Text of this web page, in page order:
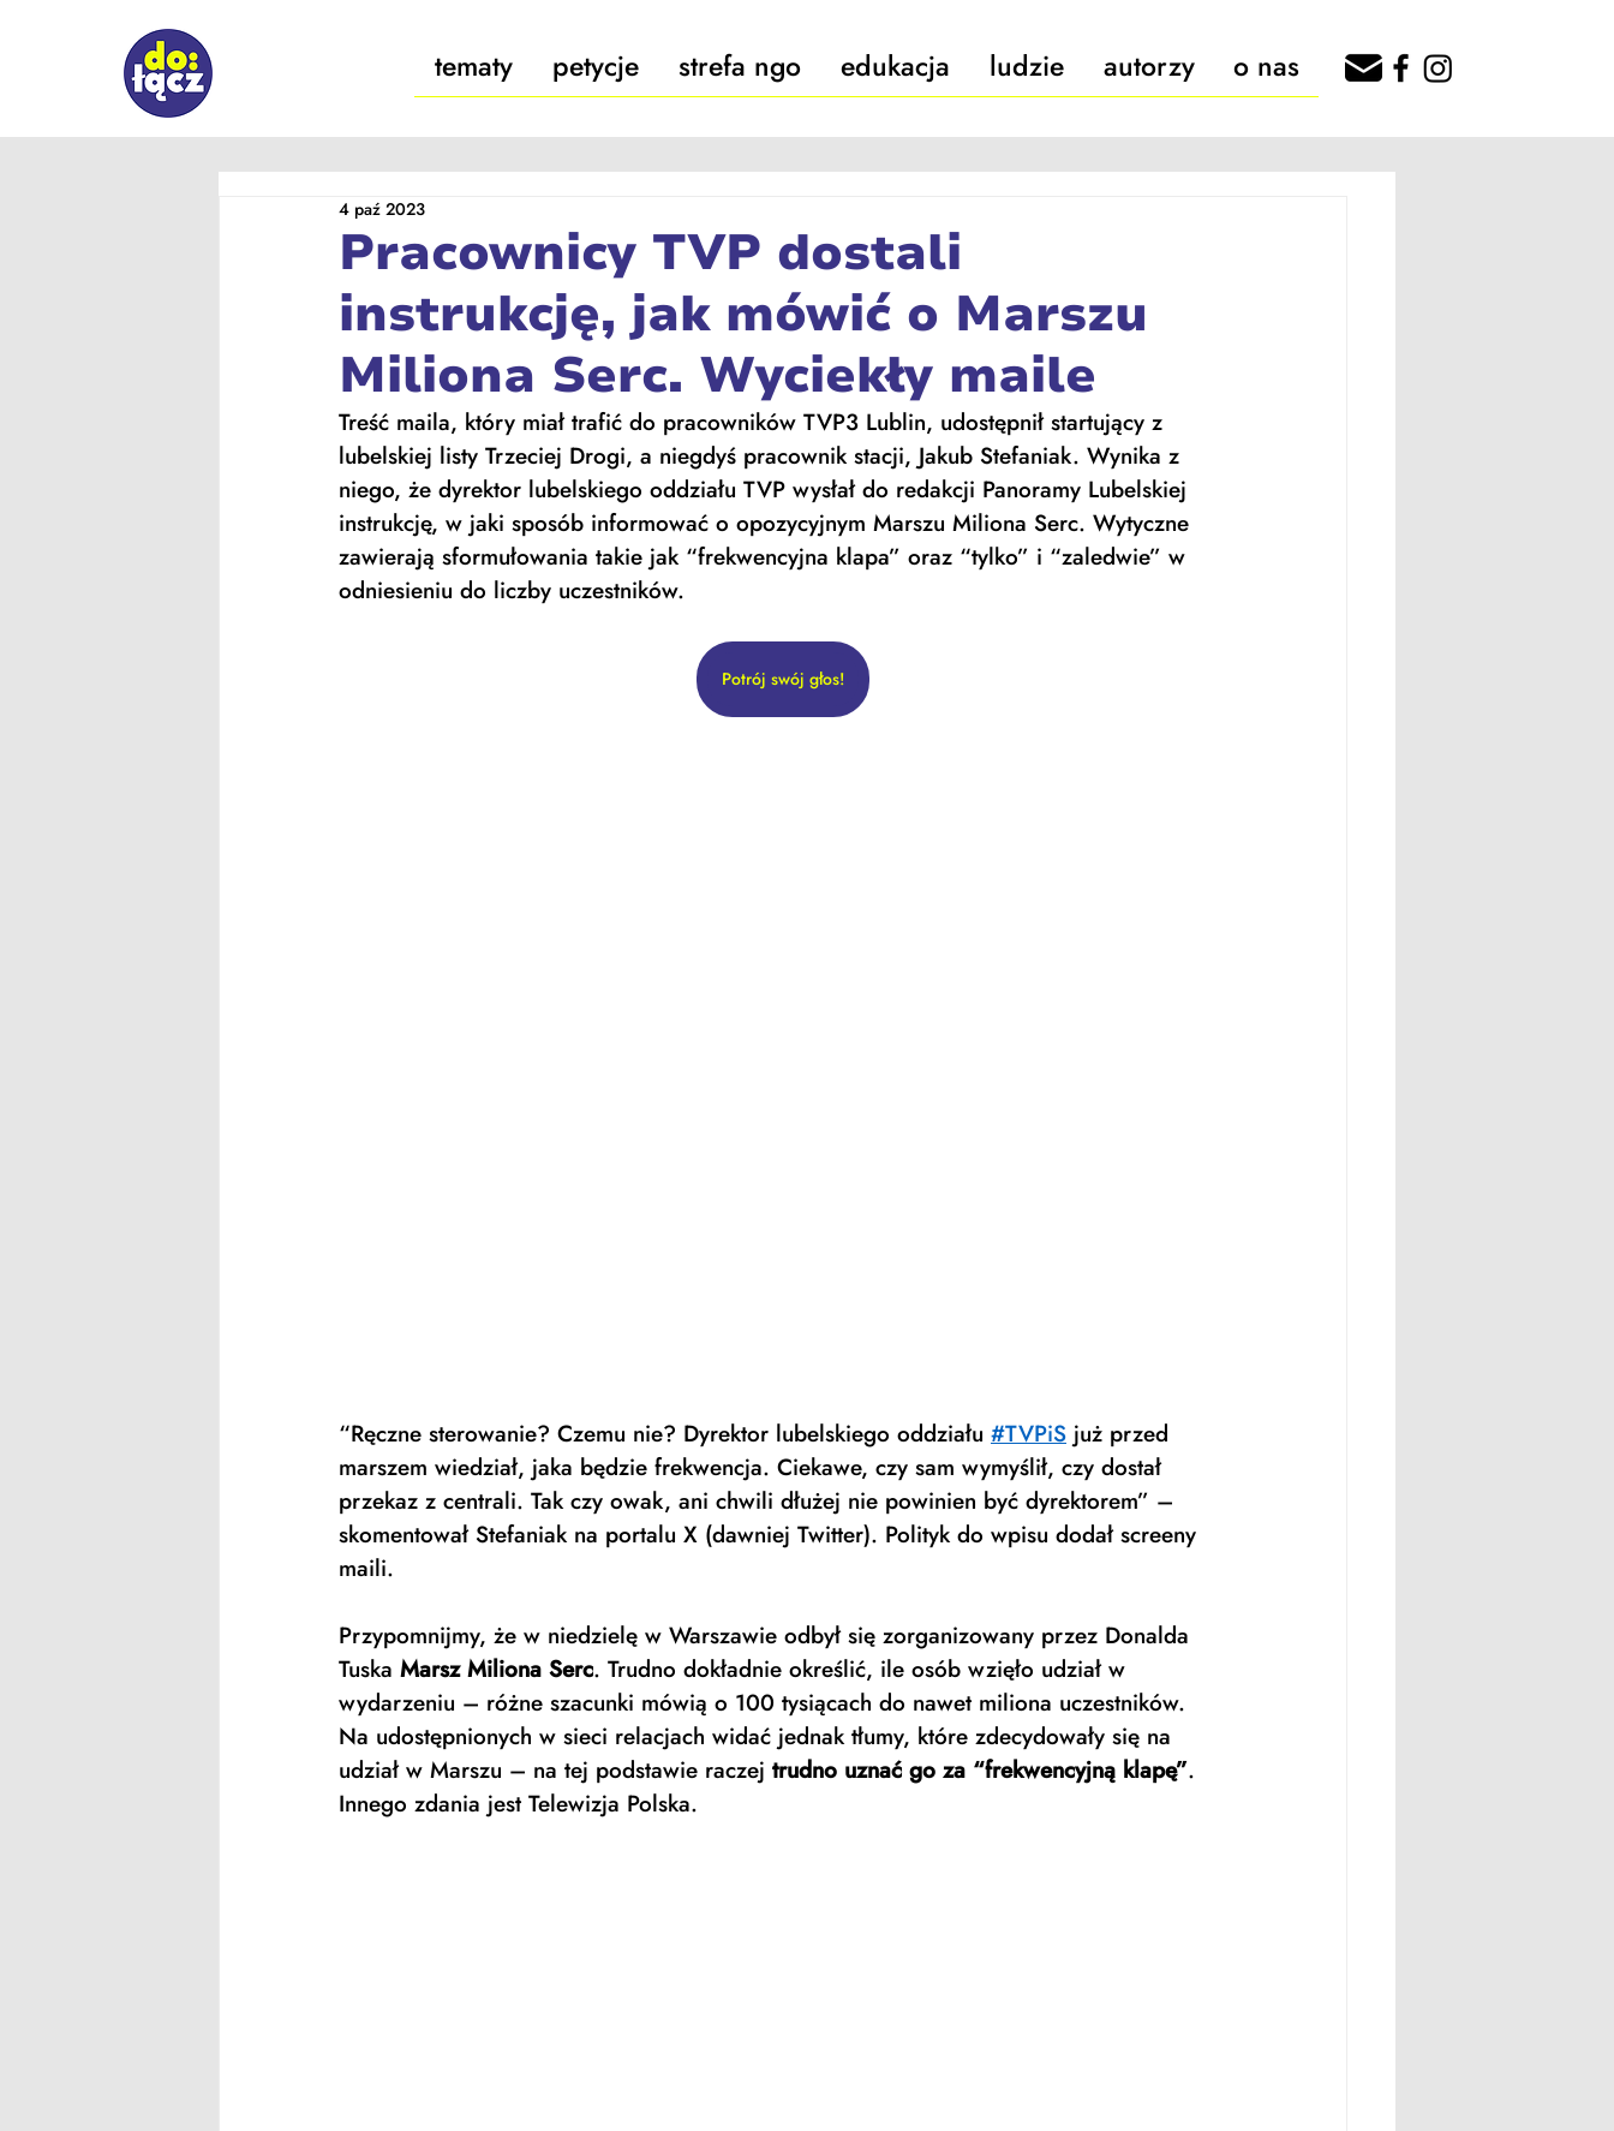
tematy petycje strefa ngo edukacja ludzie autorzy o nas
Pracownicy TVP dostali
instrukcję, jak mówić o Marszu
Miliona Serc. Wyciekły maile
4 paź 2023
Treść maila, który miał trafić do pracowników TVP3 Lublin, udostępnił startujący z
lubelskiej listy Trzeciej Drogi, a niegdyś pracownik stacji, Jakub Stefaniak. Wynika z
niego, że dyrektor lubelskiego oddziału TVP wysłał do redakcji Panoramy Lubelskiej
instrukcję, w jaki sposób informować o opozycyjnym Marszu Miliona Serc. Wytyczne
zawierają sformułowania takie jak “frekwencyjna klapa” oraz “tylko” i “zaledwie” w
odniesieniu do liczby uczestników.
Potrój swój głos!
“Ręczne sterowanie? Czemu nie? Dyrektor lubelskiego oddziału #TVPiS już przed
marszem wiedział, jaka będzie frekwencja. Ciekawe, czy sam wymyślił, czy dostał
przekaz z centrali. Tak czy owak, ani chwili dłużej nie powinien być dyrektorem” –
skomentował Stefaniak na portalu X (dawniej Twitter). Polityk do wpisu dodał screeny
maili.
Przypomnijmy, że w niedzielę w Warszawie odbył się zorganizowany przez Donalda
Tuska Marsz Miliona Serc. Trudno dokładnie określić, ile osób wzięło udział w
wydarzeniu – różne szacunki mówią o 100 tysiącach do nawet miliona uczestników.
Na udostępnionych w sieci relacjach widać jednak tłumy, które zdecydowały się na
udział w Marszu – na tej podstawie raczej trudno uznać go za “frekwencyjną klapę”.
Innego zdania jest Telewizja Polska.